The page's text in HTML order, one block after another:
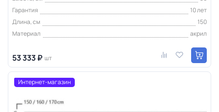
Гарантия
10 лет
Длина, см
150
Материал
акрил
53 333 ₽ шт
Интернет-магазин